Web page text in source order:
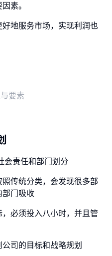
素。
地服务市场，实现利润也
要素
会责任和部门划分
传统分类，会发现很多部
部门吸收
必须投入八小时，并且管
司的目标和战略规划